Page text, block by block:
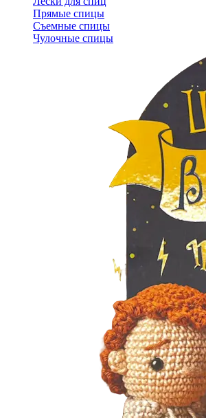
Прямые спицы
Съемные спицы
Чулочные спицы